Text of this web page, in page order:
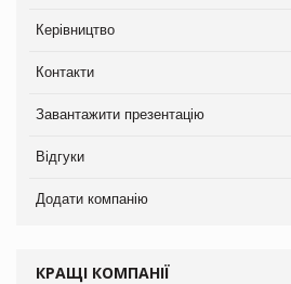
Керівництво
Контакти
Завантажити презентацію
Відгуки
Додати компанію
КРАЩІ КОМПАНІЇ